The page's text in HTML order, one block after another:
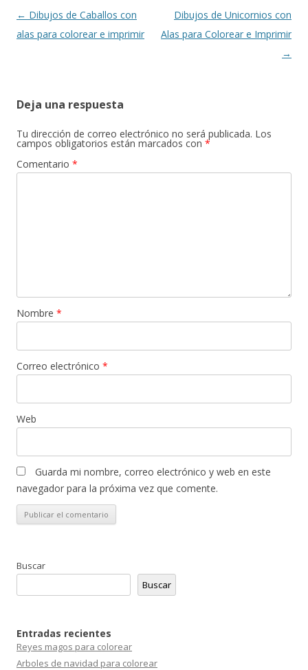
Navegación
de
← Dibujos de Caballos con
alas para colorear e imprimir
Dibujos de Unicornios con
Alas para Colorear e Imprimir
→
Deja una respuesta
Tu dirección de correo electrónico no será publicada. Los
campos obligatorios están marcados con *
Comentario *
Nombre *
Correo electrónico *
Web
Guarda mi nombre, correo electrónico y web en este
navegador para la próxima vez que comente.
Buscar
Buscar
Entradas recientes
Reyes magos para colorear
Arboles de navidad para colorear